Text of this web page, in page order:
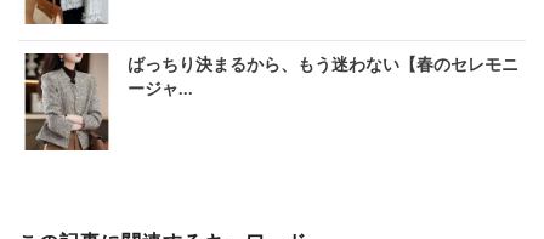
ばっちり決まるから、もう迷わない【春のセレモニ
ージャ...